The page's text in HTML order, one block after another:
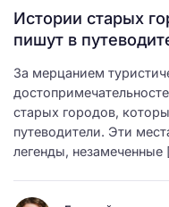
Истории старых
пишут в
За мерцанием
старых городов,
путеводители. Эти
легенды, незамеченные